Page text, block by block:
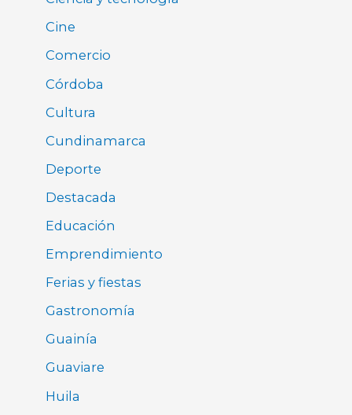
Cine
Comercio
Córdoba
Cultura
Cundinamarca
Deporte
Destacada
Educación
Emprendimiento
Ferias y fiestas
Gastronomía
Guainía
Guaviare
Huila